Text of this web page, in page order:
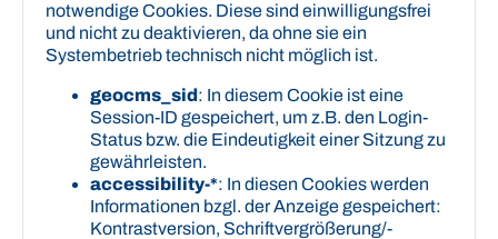
notwendige Cookies. Diese sind einwilligungsfrei
und nicht zu deaktivieren, da ohne sie ein
Systembetrieb technisch nicht möglich ist.
geocms_sid: In diesem Cookie ist eine
Session-ID gespeichert, um z.B. den Login-
Status bzw. die Eindeutigkeit einer Sitzung zu
gewährleisten.
accessibility-*: In diesen Cookies werden
Informationen bzgl. der Anzeige gespeichert:
Kontrastversion, Schriftvergrößerung/-
Montag 08:30 Uhr - 12:00 Uhr
Dienstag 08:30 Uhr - 12:00 Uhr und 13:30 Uhr -
18:00 Uhr
Mittwoch geschlossen
Donnerstag 08:30 Uhr - 12:00 Uhr und 13:30 Uhr -
16:00 Uhr
Freitag 08:30 Uhr - 12:00 Uhr